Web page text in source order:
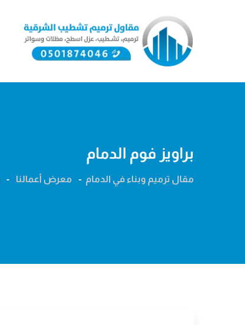
براويز فوم الدمام
مقال ترميم وبناء في الدمام - معرض أعمالنا -